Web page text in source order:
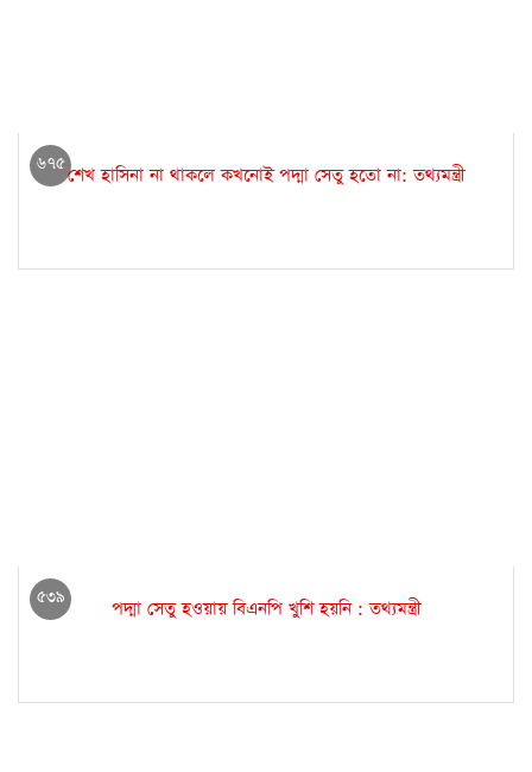
৬৭৫শেখ হাসিনা না থাকলে কখনোই পদ্মা সেতু হতো না: তথ্যমন্ত্রী
৫৩৯ পদ্মা সেতু হওয়ায় বিএনপি খুশি হয়নি : তথ্যমন্ত্রী